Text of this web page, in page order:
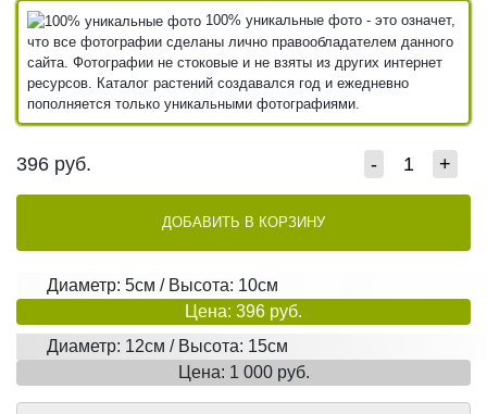
100% уникальные фото - это означет,
что все фотографии сделаны лично правообладателем данного
сайта. Фотографии не стоковые и не взяты из других интернет
ресурсов. Каталог растений создавался год и ежедневно
пополняется только уникальными фотографиями.
396 руб. - +
ДОБАВИТЬ В КОРЗИНУ
Диаметр: 5см / Высота: 10см
Цена: 396 руб.
Диаметр: 12см / Высота: 15см
Цена: 1 000 руб.